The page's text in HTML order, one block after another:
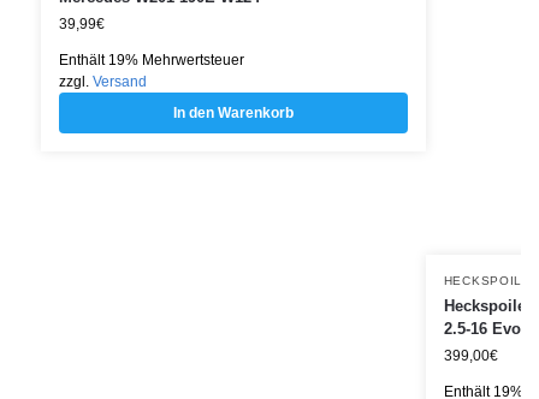
39,99€
Enthält 19% Mehrwertsteuer
zzgl. Versand
In den Warenkorb
Heckspoiler
2.5-16
399,00€
Enthält 19%